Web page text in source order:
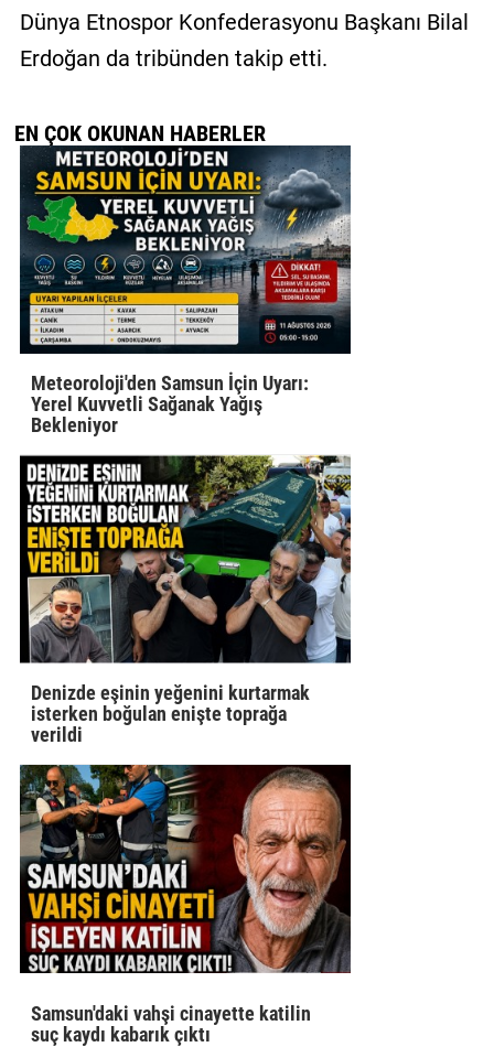
Dünya Etnospor Konfederasyonu Başkanı Bilal
Erdoğan da tribünden takip etti.
EN ÇOK OKUNAN HABERLER
Meteoroloji'den Samsun İçin Uyarı:
Yerel Kuvvetli Sağanak Yağış
Bekleniyor
Denizde eşinin yeğenini kurtarmak
isterken boğulan enişte toprağa
verildi
Samsun'daki vahşi cinayette katilin
suç kaydı kabarık çıktı